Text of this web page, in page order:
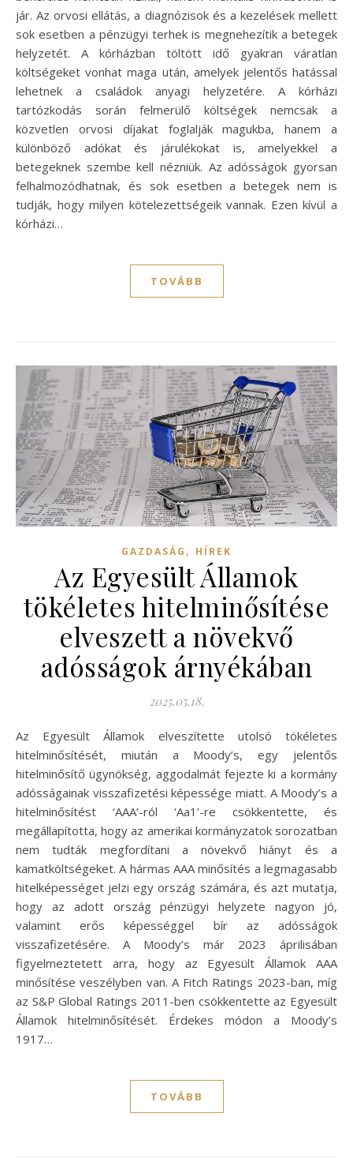
jár. Az orvosi ellátás, a diagnózisok és a kezelések mellett
sok esetben a pénzügyi terhek is megnehezítik a betegek
helyzetét. A kórházban töltött idő gyakran váratlan
költségeket vonhat maga után, amelyek jelentős hatással
lehetnek a családok anyagi helyzetére. A kórházi
tartózkodás során felmerülő költségek nemcsak a
közvetlen orvosi díjakat foglalják magukba, hanem a
különböző adókat és járulékokat is, amelyekkel a
betegeknek szembe kell nézniük. Az adósságok gyorsan
felhalmozódhatnak, és sok esetben a betegek nem is
tudják, hogy milyen kötelezettségeik vannak. Ezen kívül a
kórházi…
TOVÁBB
GAZDASÁG , HÍREK
Az Egyesült Államok
tökéletes hitelminősítése
elveszett a növekvő
adósságok árnyékában
2025.05.18.
Az Egyesült Államok elveszítette utolsó tökéletes
hitelminősítését, miután a Moody’s, egy jelentős
hitelminősítő ügynökség, aggodalmát fejezte ki a kormány
adósságainak visszafizetési képessége miatt. A Moody’s a
hitelminősítést ‘AAA’-ról ‘Aa1’-re csökkentette, és
megállapította, hogy az amerikai kormányzatok sorozatban
nem tudták megfordítani a növekvő hiányt és a
kamatköltségeket. A hármas AAA minősítés a legmagasabb
hitelképességet jelzi egy ország számára, és azt mutatja,
hogy az adott ország pénzügyi helyzete nagyon jó,
valamint erős képességgel bír az adósságok
visszafizetésére. A Moody’s már 2023 áprilisában
figyelmeztetett arra, hogy az Egyesült Államok AAA
minősítése veszélyben van. A Fitch Ratings 2023-ban, míg
az S&P Global Ratings 2011-ben csökkentette az Egyesült
Államok hitelminősítését. Érdekes módon a Moody’s
1917…
TOVÁBB